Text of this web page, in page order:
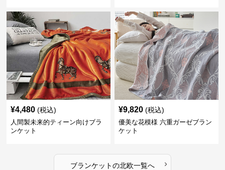
¥4,480 (税込)
人間製未来的ティーン向けブラ
ンケット
¥9,820 (税込)
優美な花模様 六重ガーゼブラン
ケット
ブランケットの北欧一覧へ ›